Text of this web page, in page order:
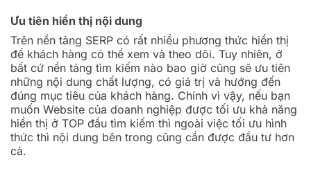
Ưu tiên hiển thị nội dung
Trên nền tảng SERP có rất nhiều phương thức hiển thị
để khách hàng có thể xem và theo dõi. Tuy nhiên, ở
bất cứ nền tảng tìm kiếm nào bao giờ cũng sẽ ưu tiên
những nội dung chất lượng, có giá trị và hướng đến
đúng mục tiêu của khách hàng. Chính vì vậy, nếu bạn
muốn Website của doanh nghiệp được tối ưu khả năng
hiển thị ở TOP đầu tìm kiếm thì ngoài việc tối ưu hình
thức thì nội dung bên trong cũng cần được đầu tư hơn
cả.